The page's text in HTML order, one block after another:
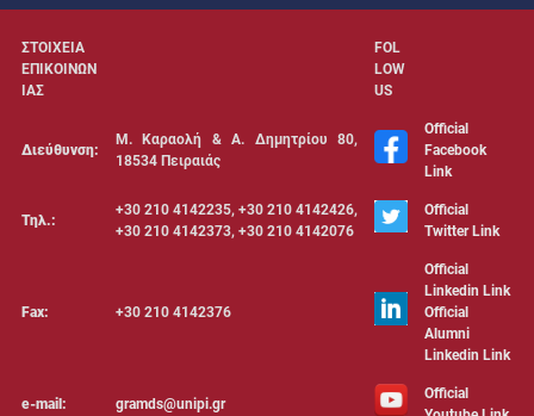
ΣΤΟΙΧΕΙΑ
ΕΠΙΚΟΙΝΩΝ
ΙΑΣ
FOL
LOW
US
Διεύθυνση:
Μ. Καραολή & Α. Δημητρίου 80,
18534 Πειραιάς
Official
Facebook
Link
Τηλ.:
+30 210 4142235, +30 210 4142426,
+30 210 4142373, +30 210 4142076
Official
Twitter Link
Fax: +30 210 4142376
Official
Linkedin Link
Official
Alumni
Linkedin Link
e-mail: gramds@unipi.gr
Official